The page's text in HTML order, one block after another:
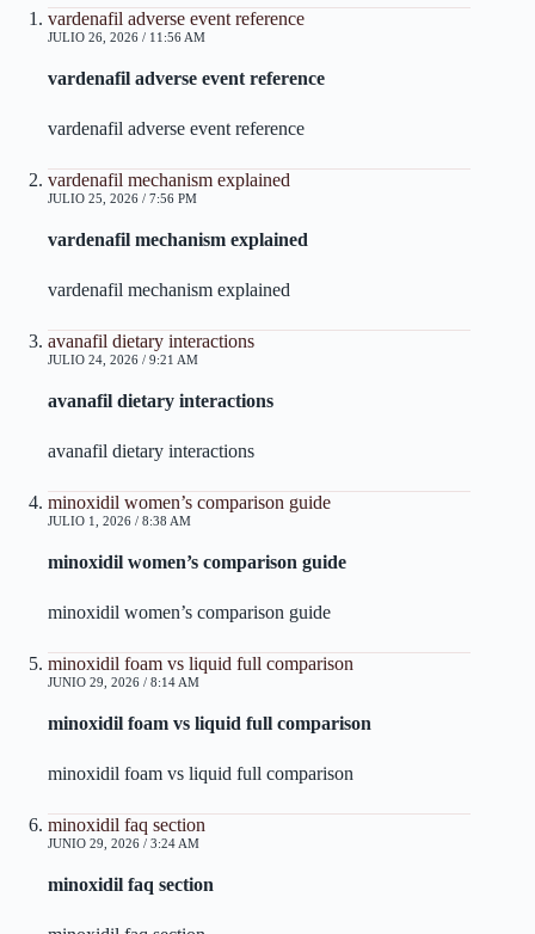
vardenafil adverse event reference
JULIO 26, 2026 / 11:56 AM
vardenafil adverse event reference
vardenafil adverse event reference
vardenafil mechanism explained
JULIO 25, 2026 / 7:56 PM
vardenafil mechanism explained
vardenafil mechanism explained
avanafil dietary interactions
JULIO 24, 2026 / 9:21 AM
avanafil dietary interactions
avanafil dietary interactions
minoxidil women’s comparison guide
JULIO 1, 2026 / 8:38 AM
minoxidil women’s comparison guide
minoxidil women’s comparison guide
minoxidil foam vs liquid full comparison
JUNIO 29, 2026 / 8:14 AM
minoxidil foam vs liquid full comparison
minoxidil foam vs liquid full comparison
minoxidil faq section
JUNIO 29, 2026 / 3:24 AM
minoxidil faq section